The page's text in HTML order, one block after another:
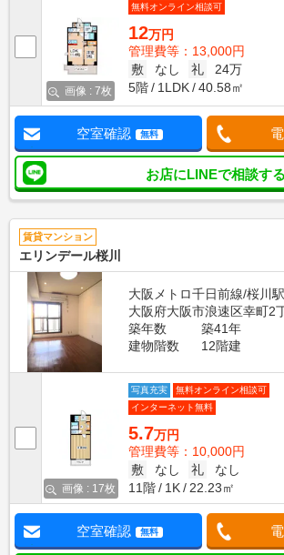
画像 : 7枚
無料オンライン相談可
12万円
管理費等：13,000円
敷
なし 礼
24万
5階
1LDK 40.58㎡
空室確認 無料
お店にLINEで相談する
賃貸マンション
エリンデール桜川
大阪メトロ千日前線/桜川
大阪府大阪市浪速区幸町2
築年数
築41年
建物階数
12階建
画像 : 17枚
写真充実
無料オンライン相談可
インターネット無料
5.7万円
管理費等：10,000円
敷
なし 礼
なし
11階
1K 22.23㎡
空室確認 無料